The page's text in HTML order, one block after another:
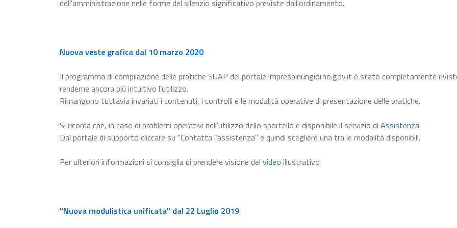
dell'amministrazione nelle forme del silenzio significativo previste dall'ordinamento.
Nuova veste grafica dal 10 marzo 2020
Il programma di compilazione delle pratiche SUAP del portale impresainungiorno.gov.it è stato completamente
renderne ancora più intuitivo l’utilizzo.
Rimangono tuttavia invariati i contenuti, i controlli e le modalità operative di presentazione delle pratiche.
Si ricorda che, in caso di problemi operativi nell’utilizzo dello sportello è disponibile il servizio di Assistenza.
Dal portale di supporto cliccare su "Contatta l’assistenza" e quindi scegliere una tra le modalità disponibili.
Per ulteriori informazioni si consiglia di prendere visione del video illustrativo
"Nuova modulistica unificata" dal 22 Luglio 2019